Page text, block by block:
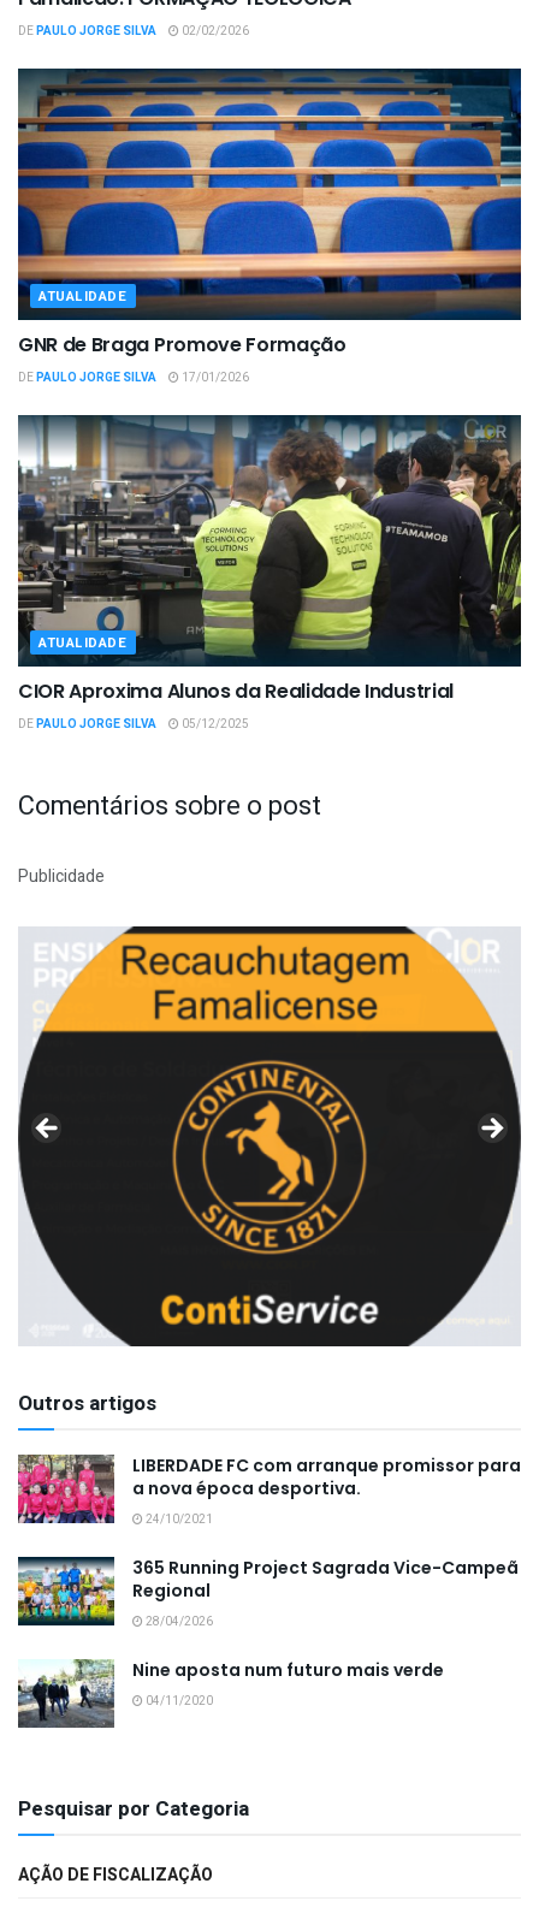
DEPAULO JORGE SILVA 02/02/2026
ATUALIDADE
GNR de Braga Promove Formação
DEPAULO JORGE SILVA 17/01/2026
ATUALIDADE
CIOR Aproxima Alunos da Realidade Industrial
DEPAULO JORGE SILVA 05/12/2025
Comentários sobre o post
Publicidade
Outros artigos
LIBERDADE FC com arranque promissor para
a nova época desportiva.
24/10/2021
365 Running Project Sagrada Vice-Campeã
Regional
28/04/2026
Nine aposta num futuro mais verde
04/11/2020
Pesquisar por Categoria
AÇÃO DE FISCALIZAÇÃO